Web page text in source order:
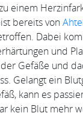
einem
bereits von
Dabei
und
Gefäße und
Gelangt ein
kann es
kein Blut mehr